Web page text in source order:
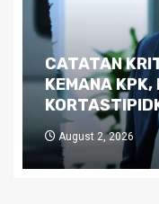
Dilema
Kutukan
Pemimpin
July 29, 2026